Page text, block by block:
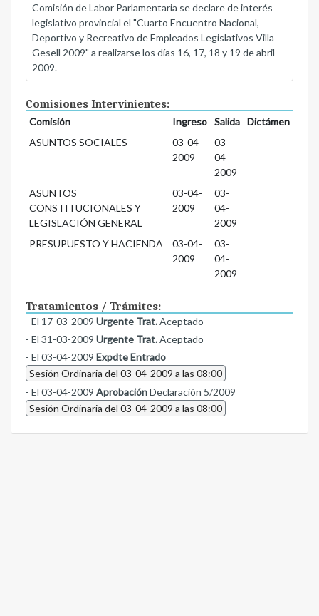
Comisión de Labor Parlamentaria se declare de interés
legislativo provincial el "Cuarto Encuentro Nacional,
Deportivo y Recreativo de Empleados Legislativos Villa
Gesell 2009" a realizarse los días 16, 17, 18 y 19 de abril
2009.
Comisiones Intervinientes:
Comisión Ingreso Salida
Dictámen
ASUNTOS SOCIALES
03-04-
2009
03-
04-
2009
ASUNTOS
CONSTITUCIONALES Y
LEGISLACIÓN GENERAL
03-04-
2009
03-
04-
2009
PRESUPUESTO Y HACIENDA
03-04-
2009
03-
04-
2009
Tratamientos / Trámites:
- El 17-03-2009 Urgente Trat.Aceptado
- El 31-03-2009 Urgente Trat.Aceptado
- El 03-04-2009 Expdte Entrado
Sesión Ordinaria del 03-04-2009 a las 08:00
- El 03-04-2009 AprobaciónDeclaración 5/2009
Sesión Ordinaria del 03-04-2009 a las 08:00